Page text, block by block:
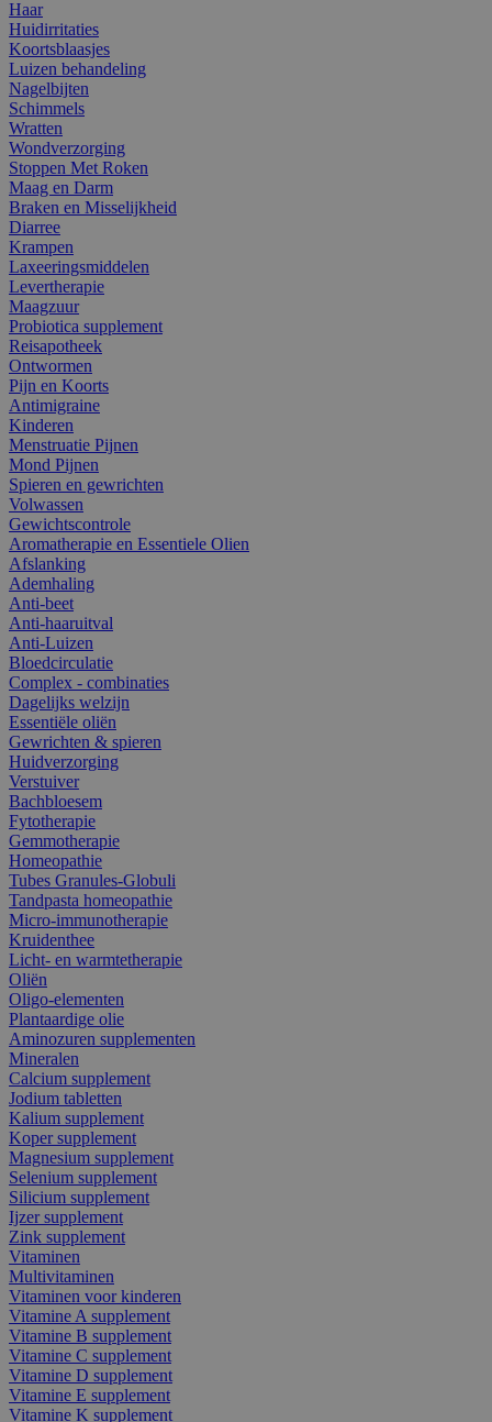
Haar
Huidirritaties
Koortsblaasjes
Luizen behandeling
Nagelbijten
Schimmels
Wratten
Wondverzorging
Stoppen Met Roken
Maag en Darm
Braken en Misselijkheid
Diarree
Krampen
Laxeeringsmiddelen
Levertherapie
Maagzuur
Probiotica supplement
Reisapotheek
Ontwormen
Pijn en Koorts
Antimigraine
Kinderen
Menstruatie Pijnen
Mond Pijnen
Spieren en gewrichten
Volwassen
Gewichtscontrole
Aromatherapie en Essentiele Olien
Afslanking
Ademhaling
Anti-beet
Anti-haaruitval
Anti-Luizen
Bloedcirculatie
Complex - combinaties
Dagelijks welzijn
Essentiële oliën
Gewrichten & spieren
Huidverzorging
Verstuiver
Bachbloesem
Fytotherapie
Gemmotherapie
Homeopathie
Tubes Granules-Globuli
Tandpasta homeopathie
Micro-immunotherapie
Kruidenthee
Licht- en warmtetherapie
Oliën
Oligo-elementen
Plantaardige olie
Aminozuren supplementen
Mineralen
Calcium supplement
Jodium tabletten
Kalium supplement
Koper supplement
Magnesium supplement
Selenium supplement
Silicium supplement
Ijzer supplement
Zink supplement
Vitaminen
Multivitaminen
Vitaminen voor kinderen
Vitamine A supplement
Vitamine B supplement
Vitamine C supplement
Vitamine D supplement
Vitamine E supplement
Vitamine K supplement